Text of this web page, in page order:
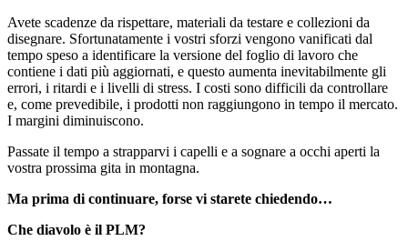
Avete scadenze da rispettare, materiali da testare e collezioni da
disegnare. Sfortunatamente i vostri sforzi vengono vanificati dal
tempo speso a identificare la versione del foglio di lavoro che
contiene i dati più aggiornati, e questo aumenta inevitabilmente gli
errori, i ritardi e i livelli di stress. I costi sono difficili da controllare
e, come prevedibile, i prodotti non raggiungono in tempo il mercato.
I margini diminuiscono.
Passate il tempo a strapparvi i capelli e a sognare a occhi aperti la
vostra prossima gita in montagna.
Ma prima di continuare, forse vi starete chiedendo…
Che diavolo è il PLM?